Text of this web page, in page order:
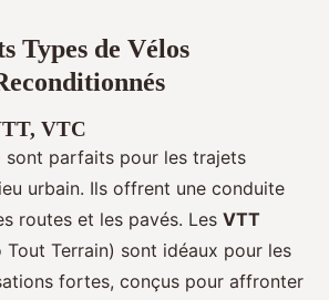
Types de Vélos
VTC
sont parfaits pour les trajets
urbain. Ils offrent une conduite
routes et les pavés. Les VTT
Tout Terrain) sont idéaux pour les
fortes, conçus pour affronter